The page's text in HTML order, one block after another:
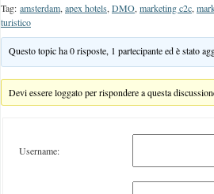
Tag: amsterdam, apex hotels, DMO, marketing c2c,
turistico
Questo topic ha 0 risposte, 1 partecipante ed è stato
Devi essere loggato per rispondere a questa
Username: